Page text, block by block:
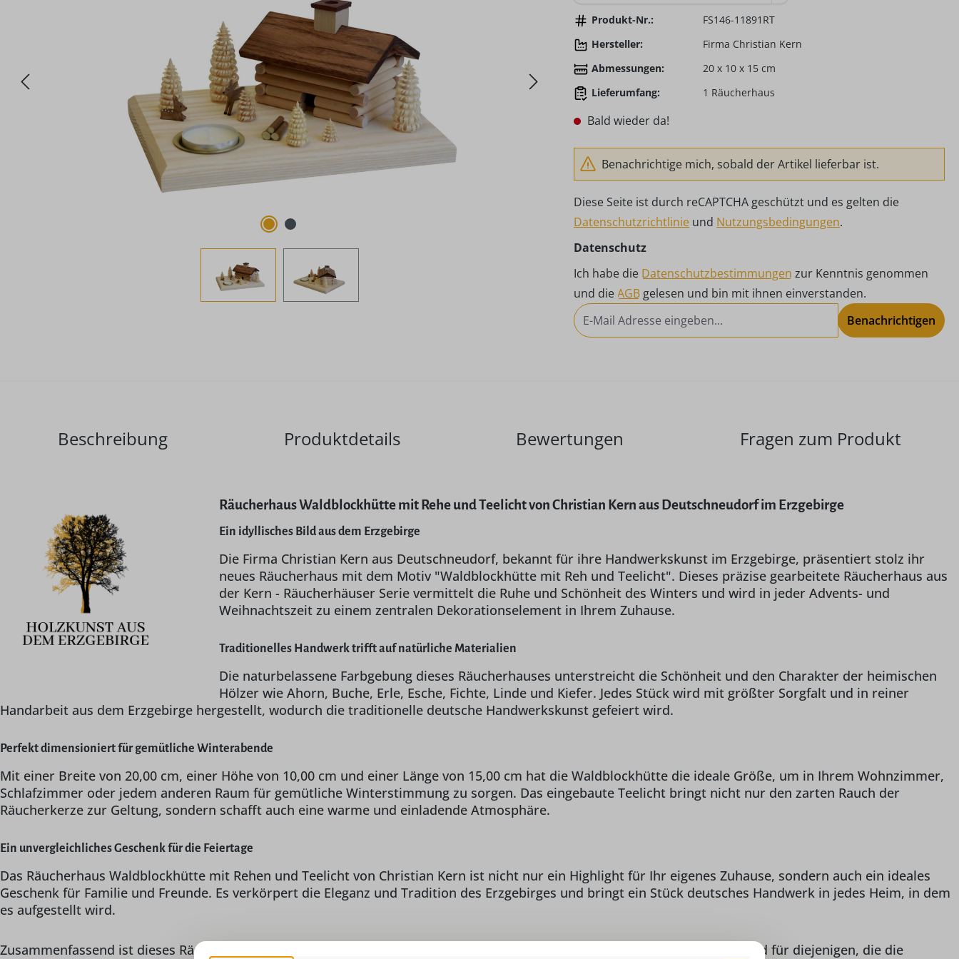
Produkt-Nr.:
FS146-11891RT
Hersteller:
Firma Christian Kern
Abmessungen:
20 x 10 x 15 cm
Lieferumfang:
1 Räucherhaus
Bald wieder da!
Benachrichtige mich, sobald der Artikel lieferbar ist.
Diese Seite ist durch reCAPTCHA geschützt und es gelten die
Datenschutzrichtlinie und Nutzungsbedingungen.
Datenschutz
Ich habe die Datenschutzbestimmungen zur Kenntnis genommen
und die AGB gelesen und bin mit ihnen einverstanden.
Benachrichtigen
Beschreibung Produktdetails Bewertungen Fragen zum Produkt
Räucherhaus Waldblockhütte mit Rehe und Teelicht von Christian Kern aus Deutschneudorf im Erzgebirge
Ein idyllisches Bild aus dem Erzgebirge
Die Firma Christian Kern aus Deutschneudorf, bekannt für ihre Handwerkskunst im Erzgebirge, präsentiert stolz ihr
neues Räucherhaus mit dem Motiv "Waldblockhütte mit Reh und Teelicht". Dieses präzise gearbeitete Räucherhaus aus
der Kern - Räucherhäuser Serie vermittelt die Ruhe und Schönheit des Winters und wird in jeder Advents- und
Weihnachtszeit zu einem zentralen Dekorationselement in Ihrem Zuhause.
Traditionelles Handwerk trifft auf natürliche Materialien
Die naturbelassene Farbgebung dieses Räucherhauses unterstreicht die Schönheit und den Charakter der heimischen
Hölzer wie Ahorn, Buche, Erle, Esche, Fichte, Linde und Kiefer. Jedes Stück wird mit größter Sorgfalt und in reiner
Handarbeit aus dem Erzgebirge hergestellt, wodurch die traditionelle deutsche Handwerkskunst gefeiert wird.
Perfekt dimensioniert für gemütliche Winterabende
Mit einer Breite von 20,00 cm, einer Höhe von 10,00 cm und einer Länge von 15,00 cm hat die Waldblockhütte die ideale Größe, um in Ihrem Wohnzimmer,
Schlafzimmer oder jedem anderen Raum für gemütliche Winterstimmung zu sorgen. Das eingebaute Teelicht bringt nicht nur den zarten Rauch der
Räucherkerze zur Geltung, sondern schafft auch eine warme und einladende Atmosphäre.
Ein unvergleichliches Geschenk für die Feiertage
Das Räucherhaus Waldblockhütte mit Rehen und Teelicht von Christian Kern ist nicht nur ein Highlight für Ihr eigenes Zuhause, sondern auch ein ideales
Geschenk für Familie und Freunde. Es verkörpert die Eleganz und Tradition des Erzgebirges und bringt ein Stück deutsches Handwerk in jedes Heim, in dem
es aufgestellt wird.
Zusammenfassend ist dieses Räucherhaus ein Muss für alle Liebhaber von qualitativ hochwertiger Weihnachtsdekoration und für diejenigen, die die